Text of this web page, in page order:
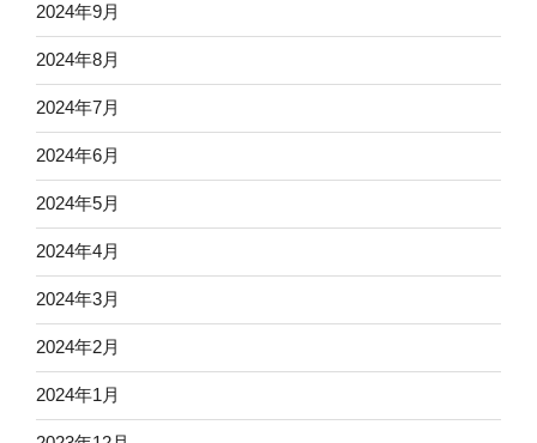
2024年9月
2024年8月
2024年7月
2024年6月
2024年5月
2024年4月
2024年3月
2024年2月
2024年1月